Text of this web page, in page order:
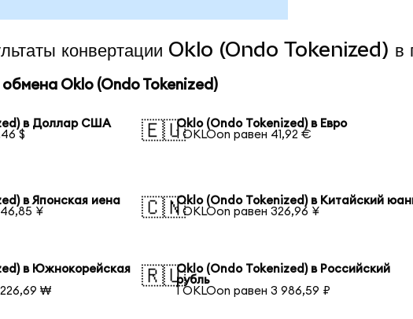
конвертации Oklo (Ondo Tokenized) в
Oklo (Ondo Tokenized)
в Доллар США
$
🇪🇺Oklo (Ondo Tokenized) в Евро
1 OKLOon равен 41,92 €
в Японская иена
¥
🇨🇳Oklo (Ondo Tokenized) в Китайский
1 OKLOon равен 326,96 ¥
в Южнокорейская
226,69 ₩
🇷🇺Oklo (Ondo Tokenized) в Российский
рубль
1 OKLOon равен 3 986,59 ₽